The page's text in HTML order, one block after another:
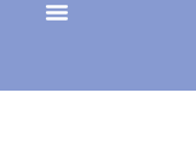
Registro